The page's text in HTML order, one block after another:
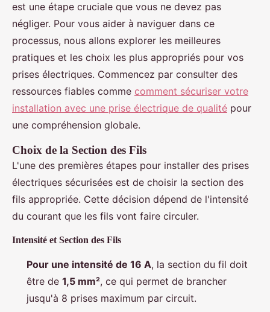
est une étape cruciale que vous ne devez pas
négliger. Pour vous aider à naviguer dans ce
processus, nous allons explorer les meilleures
pratiques et les choix les plus appropriés pour vos
prises électriques. Commencez par consulter des
ressources fiables comme comment sécuriser votre
installation avec une prise électrique de qualité pour
une compréhension globale.
Choix de la Section des Fils
L'une des premières étapes pour installer des prises
électriques sécurisées est de choisir la section des
fils appropriée. Cette décision dépend de l'intensité
du courant que les fils vont faire circuler.
Intensité et Section des Fils
Pour une intensité de 16 A, la section du fil doit
être de 1,5 mm², ce qui permet de brancher
jusqu'à 8 prises maximum par circuit.